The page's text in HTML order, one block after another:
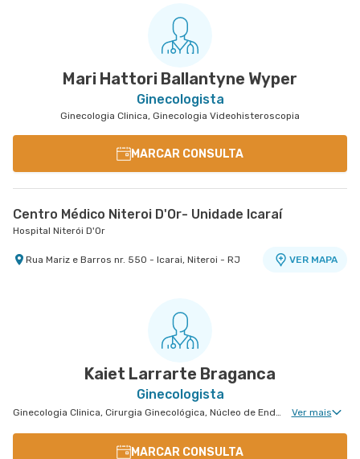
Mari Hattori Ballantyne Wyper
Ginecologista
Ginecologia Clinica, Ginecologia Videohisteroscopia
MARCAR CONSULTA
Centro Médico Niteroi D'Or- Unidade Icaraí
Hospital Niterói D'Or
Rua Mariz e Barros nr. 550 - Icarai, Niteroi - RJ VER MAPA
Kaiet Larrarte Braganca
Ginecologista
Ginecologia Clinica, Cirurgia Ginecológica, Núcleo de Endometriose, Cirurgia Oncológica Ginecológica, Uroginecologia, Ginecologia Oncológica, Miomatose Uterina(Miomas), Ginecologia Videohisteroscopia Ver mais
MARCAR CONSULTA